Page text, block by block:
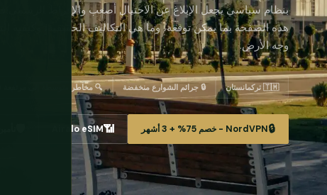
بنظام سياسي يجعل الإبلاغ عن الاحتيال أصعب والإفراط الرسمي
هذه الصفحة بما يمكن توقعه، وما هي التكاليف الحقيقية، وكيفية
وجه الأرض.
🇹🇲 تركمانستان 🔒 جرائم الشوارع منخفضة 🔍 مخاطر متوسطة إلى مرتفعة
🔒NordVPN - خصم 75% + 3 أشهر 📶
Airalo eSIM